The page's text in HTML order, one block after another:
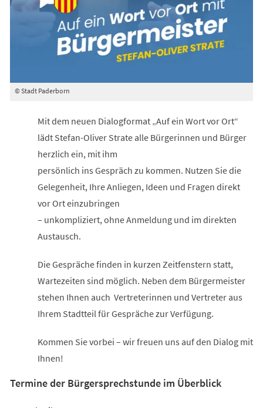
© Stadt Paderborn
Mit dem neuen Dialogformat „Auf ein Wort vor Ort“
lädt Stefan-Oliver Strate alle Bürgerinnen und Bürger
herzlich ein, mit ihm
persönlich ins Gespräch zu kommen. Nutzen Sie die
Gelegenheit, Ihre Anliegen, Ideen und Fragen direkt
vor Ort einzubringen
– unkompliziert, ohne Anmeldung und im direkten
Austausch.
Die Gespräche finden in kurzen Zeitfenstern statt,
Wartezeiten sind möglich. Neben dem Bürgermeister
stehen Ihnen auch Vertreterinnen und Vertreter aus
Ihrem Stadtteil für Gespräche zur Verfügung.
Kommen Sie vorbei – wir freuen uns auf den Dialog mit
Ihnen!
Termine der Bürgersprechstunde im Überblick